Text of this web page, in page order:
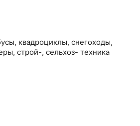
квадроциклы, снегоходы,
строй-, сельхоз- техника